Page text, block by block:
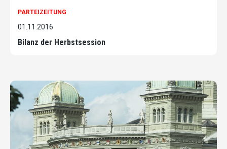
PARTEIZEITUNG
01.11.2016
Bilanz der Herbstsession